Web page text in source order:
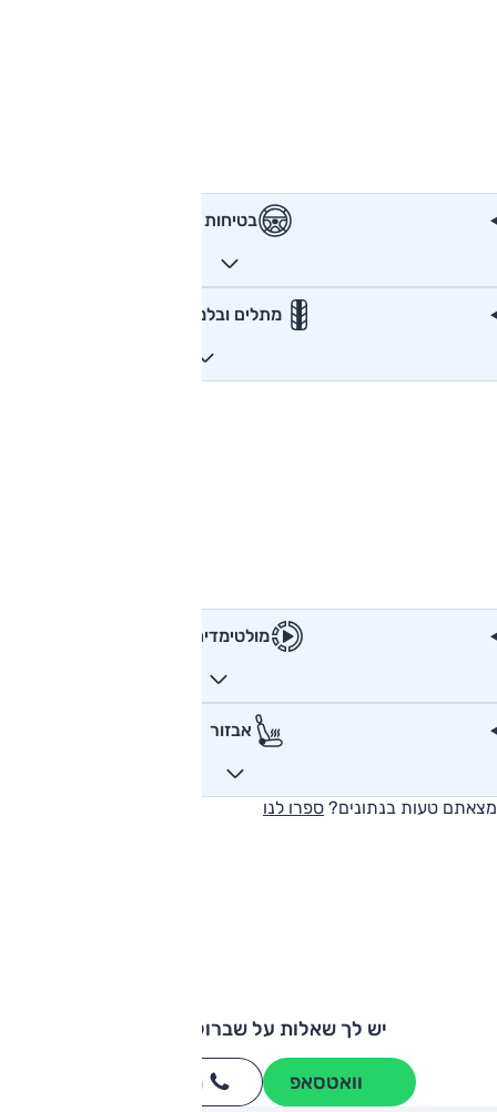
בטיחות
מתלים ובלמים
מולטימדיה
אבזור
מצאתם טעות בנתונים? ספרו לנו
יש לך שאלות על שברולט קמארו?
וואטסאפ חייגו